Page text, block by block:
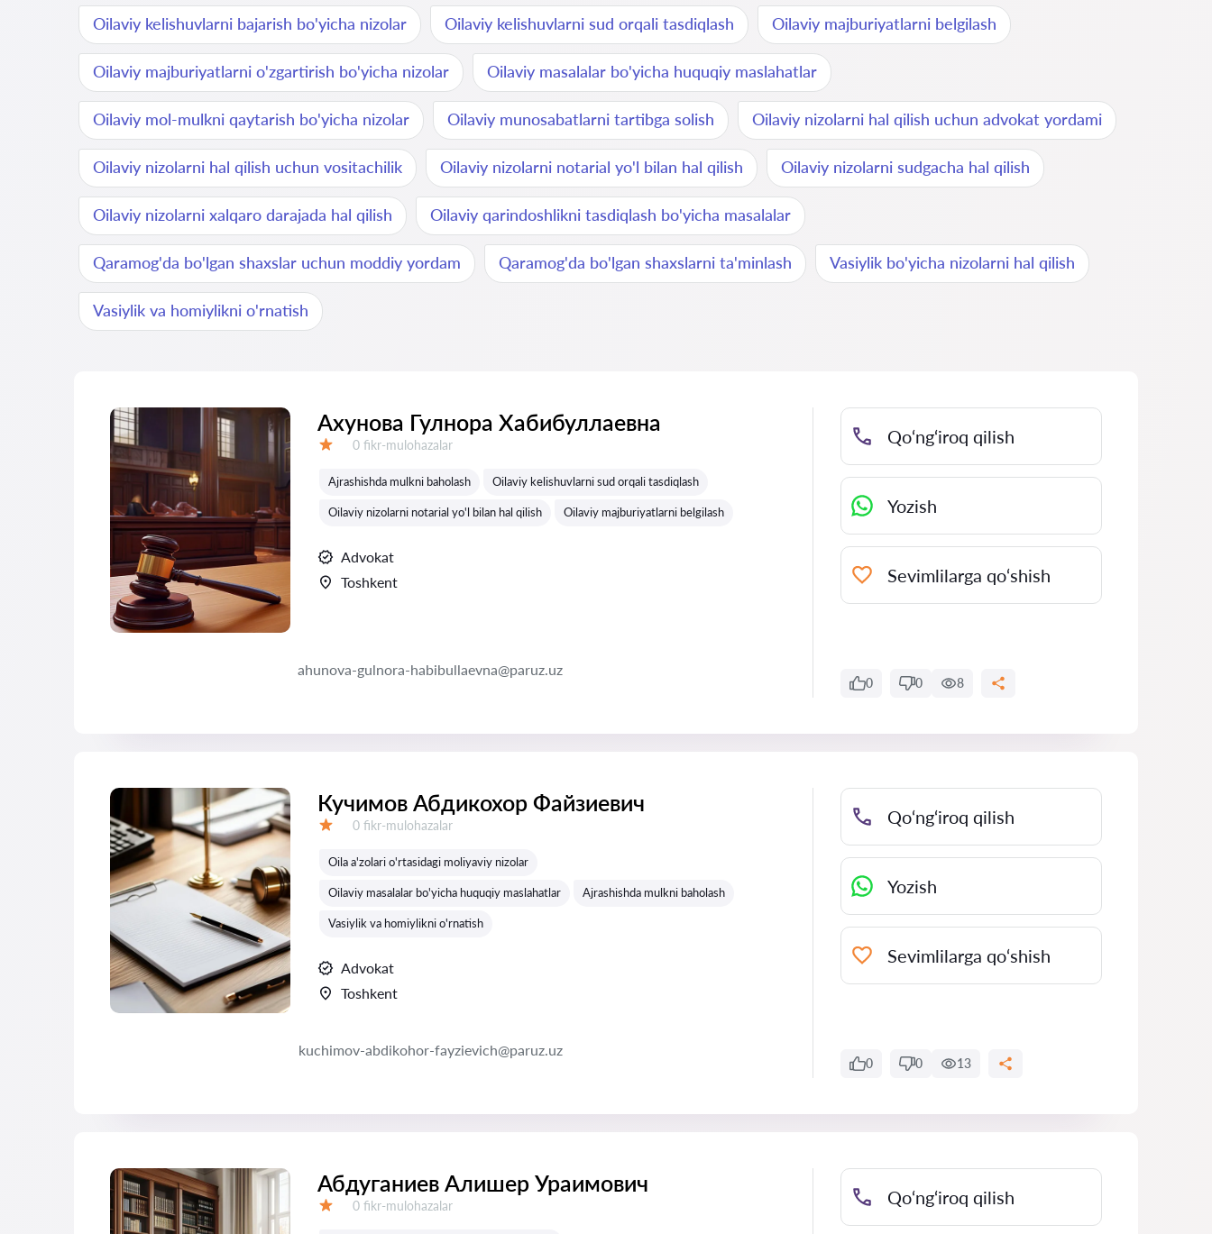
Oilaviy kelishuvlarni bajarish bo'yicha nizolar Oilaviy kelishuvlarni sud orqali tasdiqlash Oilaviy majburiyatlarni belgilash
Oilaviy majburiyatlarni o'zgartirish bo'yicha nizolar Oilaviy masalalar bo'yicha huquqiy maslahatlar
Oilaviy mol-mulkni qaytarish bo'yicha nizolar Oilaviy munosabatlarni tartibga solish Oilaviy nizolarni hal qilish uchun advokat yordami
Oilaviy nizolarni hal qilish uchun vositachilik Oilaviy nizolarni notarial yo'l bilan hal qilish Oilaviy nizolarni sudgacha hal qilish
Oilaviy nizolarni xalqaro darajada hal qilish Oilaviy qarindoshlikni tasdiqlash bo'yicha masalalar
Qaramog'da bo'lgan shaxslar uchun moddiy yordam Qaramog'da bo'lgan shaxslarni ta'minlash Vasiylik bo'yicha nizolarni hal qilish
Vasiylik va homiylikni o'rnatish
Ахунова Гулнора Хабибуллаевна
Fikrlar:
0 fikr-mulohazalar
Ajrashishda mulkni baholash Oilaviy kelishuvlarni sud orqali tasdiqlash
Oilaviy nizolarni notarial yo'l bilan hal qilish Oilaviy majburiyatlarni belgilash
Advokat
Toshkent
ahunova-gulnora-habibullaevna@paruz.uz
Qo‘ng‘iroq qilish
Yozish
Sevimlilarga qo‘shish
0 0 8
Кучимов Абдикохор Файзиевич
Fikrlar:
0 fikr-mulohazalar
Oila a'zolari o'rtasidagi moliyaviy nizolar
Oilaviy masalalar bo'yicha huquqiy maslahatlar Ajrashishda mulkni baholash
Vasiylik va homiylikni o'rnatish
Advokat
Toshkent
kuchimov-abdikohor-fayzievich@paruz.uz
Qo‘ng‘iroq qilish
Yozish
Sevimlilarga qo‘shish
0 0 13
Абдуганиев Алишер Ураимович
Fikrlar:
0 fikr-mulohazalar Qo‘ng‘iroq qilish